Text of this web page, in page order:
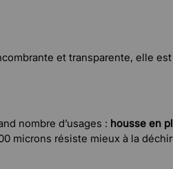
et transparente, elle
nombre d’usages : housse en
microns résiste mieux à la